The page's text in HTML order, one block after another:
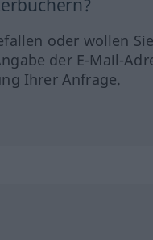
oder wollen
der E-Mail-
Ihrer Anfrage.